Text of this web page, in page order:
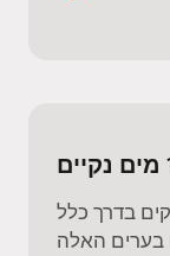
נקיים
בדרך כלל